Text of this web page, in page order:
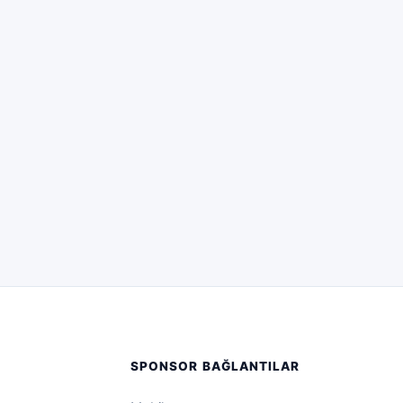
SPONSOR BAĞLANTILAR